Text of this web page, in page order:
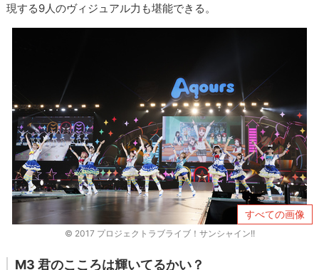
現する9人のヴィジュアル力も堪能できる。
すべての画像
© 2017 プロジェクトラブライブ！サンシャイン!!
M3 君のこころは輝いてるかい？